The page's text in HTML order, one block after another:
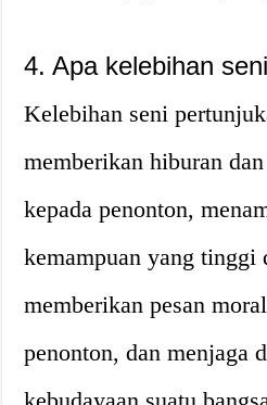
4. Apa kelebihan
Kelebihan seni
memberikan hiburan
kepada penonton,
kemampuan yang tinggi
memberikan pesan
penonton, dan menjaga